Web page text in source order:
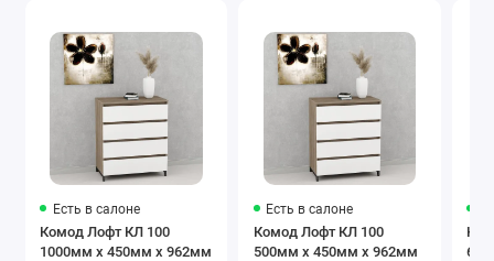
Есть в салоне
Комод Лофт КЛ 100
1000мм x 450мм x 962мм
Есть в салоне
Комод Лофт КЛ 100
500мм x 450мм x 962мм